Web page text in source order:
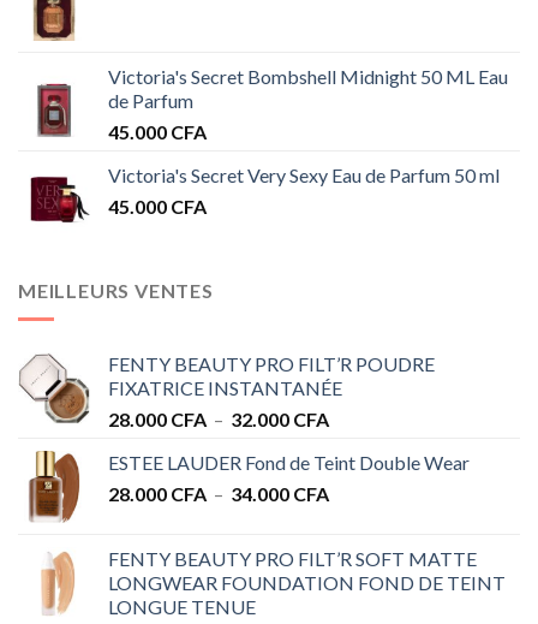
Victoria's Secret Bombshell Midnight 50 ML Eau
de Parfum
45.000 CFA
Victoria's Secret Very Sexy Eau de Parfum 50 ml
45.000 CFA
MEILLEURS VENTES
FENTY BEAUTY PRO FILT’R POUDRE
FIXATRICE INSTANTANÉE
28.000 CFA – 32.000 CFAPlage
prix :
28.000 CFA
ESTEE LAUDER Fond de Teint Double Wear
28.000 CFA – 34.000 CFAPlage
28.000 CFA
à
FENTY BEAUTY PRO FILT’R SOFT MATTE
LONGWEAR FOUNDATION FOND DE TEINT
LONGUE TENUE